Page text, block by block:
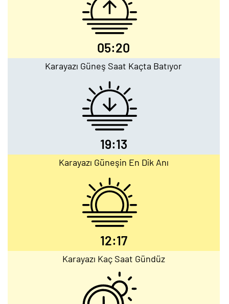
05:20
Karayazı Güneş Saat Kaçta Batıyor
19:13
Karayazı Güneşin En Dik Anı
12:17
Karayazı Kaç Saat Gündüz